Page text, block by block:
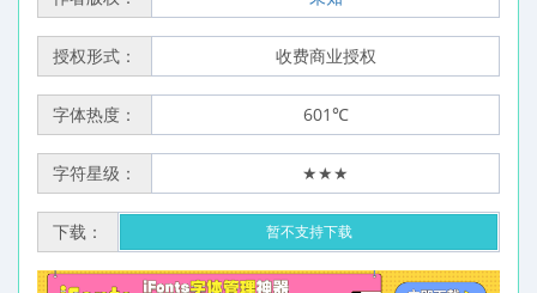
授权形式： 收费商业授权
字体热度： 601℃
字符星级： ★★★
下载： 暂不支持下载